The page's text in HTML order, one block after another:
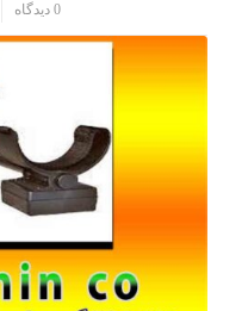
0 دیدگاه